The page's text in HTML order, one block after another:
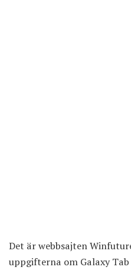
Det är webbsajten
uppgifterna om Galaxy